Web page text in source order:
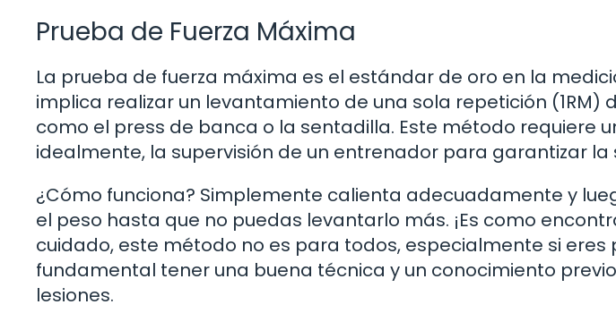
Prueba de Fuerza Máxima
La prueba de fuerza máxima es el estándar de oro en la
implica realizar un levantamiento de una sola repetición (1RM)
como el press de banca o la sentadilla. Este método requiere
idealmente, la supervisión de un entrenador para garantizar la
¿Cómo funciona? Simplemente calienta adecuadamente y
el peso hasta que no puedas levantarlo más. ¡Es como
cuidado, este método no es para todos, especialmente si eres
fundamental tener una buena técnica y un conocimiento
lesiones.